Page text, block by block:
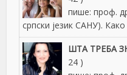
пише: проф.
српски језик САНУ).
ШТА ТРЕБА
24 )